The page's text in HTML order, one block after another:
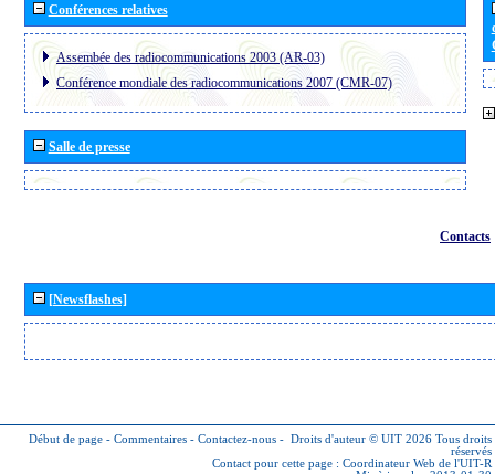
Conférences relatives
Assembée des radiocommunications 2003 (AR-03)
Conférence mondiale des radiocommunications 2007 (CMR-07)
Salle de presse
Contacts
[Newsflashes]
Début de page - Commentaires - Contactez-nous - Droits d'auteur © UIT 2026 Tous droits
réservés
Contact pour cette page : Coordinateur Web de l'UIT-R